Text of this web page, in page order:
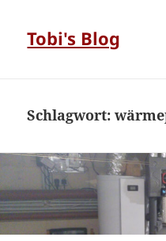
Tobi's Blog
Schlagwort: